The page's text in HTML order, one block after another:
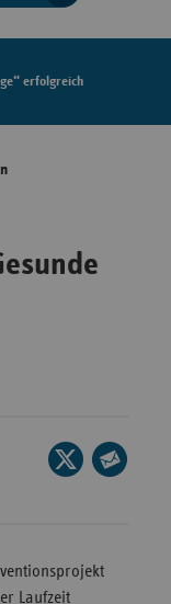
der
erfolgreich
Seite
auf
Laufzeit